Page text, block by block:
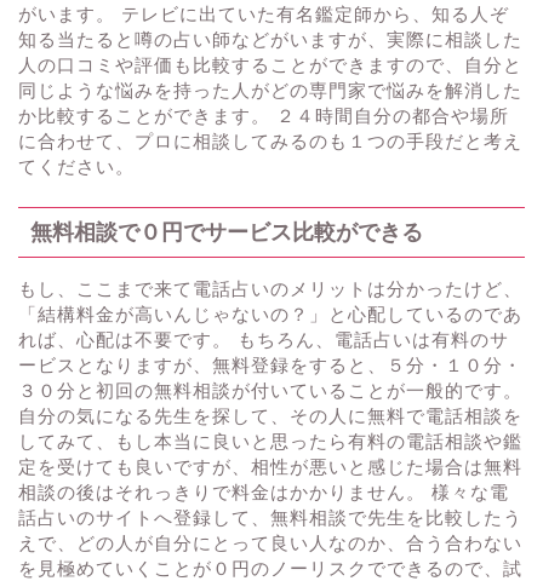
がいます。 テレビに出ていた有名鑑定師から、知る人ぞ
知る当たると噂の占い師などがいますが、実際に相談した
人の口コミや評価も比較することができますので、自分と
同じような悩みを持った人がどの専門家で悩みを解消した
か比較することができます。 ２４時間自分の都合や場所
に合わせて、プロに相談してみるのも１つの手段だと考え
てください。
無料相談で０円でサービス比較ができる
もし、ここまで来て電話占いのメリットは分かったけど、
「結構料金が高いんじゃないの？」と心配しているのであ
れば、心配は不要です。 もちろん、電話占いは有料のサ
ービスとなりますが、無料登録をすると、５分・１０分・
３０分と初回の無料相談が付いていることが一般的です。
自分の気になる先生を探して、その人に無料で電話相談を
してみて、もし本当に良いと思ったら有料の電話相談や鑑
定を受けても良いですが、相性が悪いと感じた場合は無料
相談の後はそれっきりで料金はかかりません。 様々な電
話占いのサイトへ登録して、無料相談で先生を比較したう
えで、どの人が自分にとって良い人なのか、合う合わない
を見極めていくことが０円のノーリスクでできるので、試